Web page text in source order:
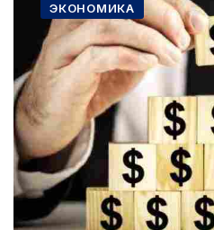
ЭКОНОМИКА